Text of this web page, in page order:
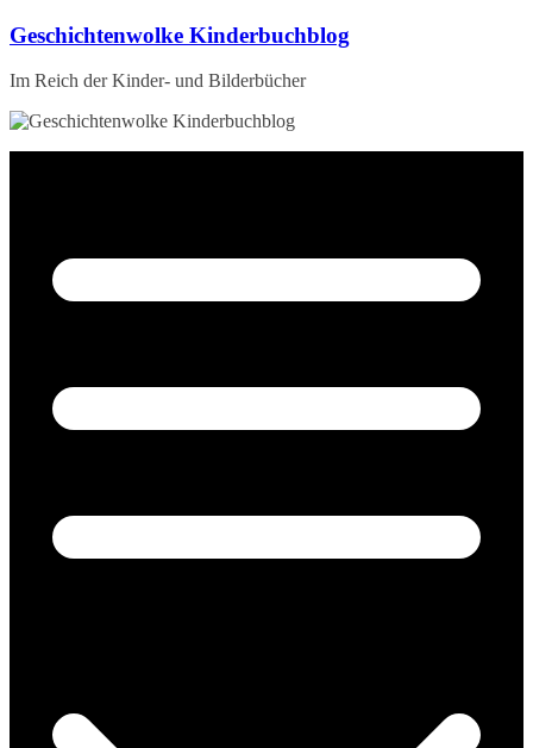
Zum
springen
Geschichtenwolke Kinderbuchblog
Im Reich der Kinder- und Bilderbücher